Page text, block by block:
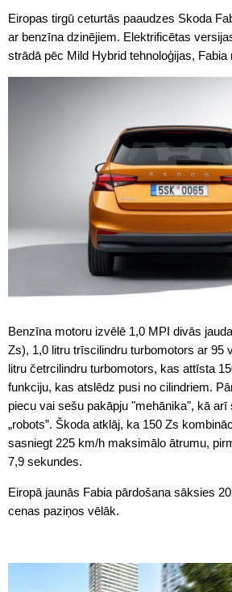
Eiropas tirgū ceturtās paaudzes Skoda
ar benzīna dzinējiem. Elektrificētas
strādā pēc Mild Hybrid tehnoloģijas, Fabia
Benzīna motoru izvēlē 1,0 MPI divās
Zs), 1,0 litru trīscilindru turbomotors ar 95
litru četrcilindru turbomotors, kas attīsta
funkciju, kas atslēdz pusi no cilindriem.
piecu vai sešu pakāpju "mehānika", kā arī
„robots”. Škoda atklāj, ka 150 Zs
sasniegt 225 km/h maksimālo ātrumu,
7,9 sekundes.
Eiropā jaunās Fabia pārdošana sāksies
cenas paziņos vēlāk.